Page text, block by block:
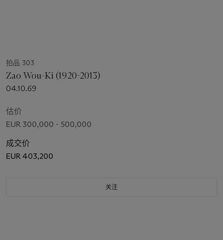
拍品 303
Zao Wou-Ki (1920-2013)
04.10.69
估价
EUR 300,000 - 500,000
成交价
EUR 403,200
关注